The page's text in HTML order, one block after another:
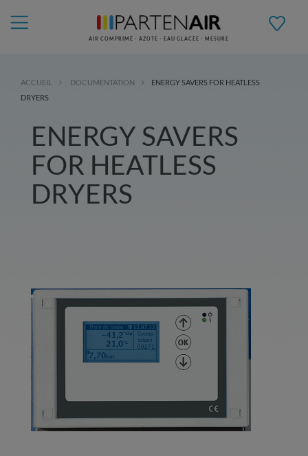
AIR COMPRIMÉ - AZOTE - EAU GLACÉE - MESURE
ACCUEIL DOCUMENTATION
ENERGY SAVERS FOR HEATLESS
DRYERS
ENERGY SAVERS
FOR HEATLESS
DRYERS